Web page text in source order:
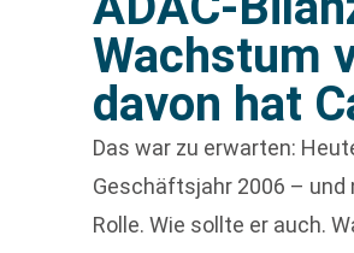
Wachstum
davon hat
Das war zu erwarten:
Geschäftsjahr 2006 –
Rolle. Wie sollte er auch.